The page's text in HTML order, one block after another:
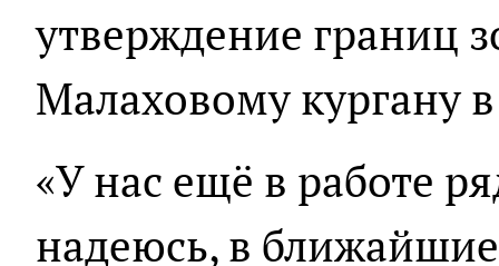
утверждение границ
Малаховому кургану
«У нас ещё в работе
надеюсь, в ближайшие